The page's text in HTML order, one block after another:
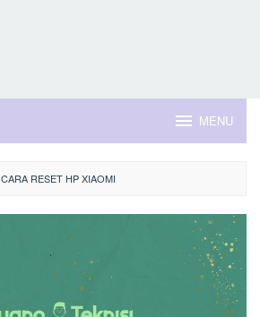
MENU
CARA RESET HP XIAOMI